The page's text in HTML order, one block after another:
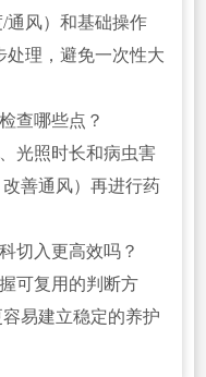
通风）和基础操作
处理，避免一次性大
查哪些点？
光照时长和病虫害
善通风）再进行药
切入更高效吗？
可复用的判断方
易建立稳定的养护